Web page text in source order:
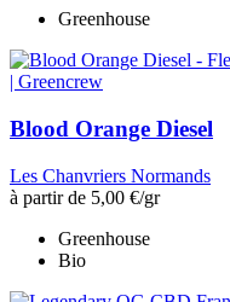
Greenhouse
Blood Orange Diesel
Les Chanvriers Normands
à partir de 5,00 €/gr
Greenhouse
Bio